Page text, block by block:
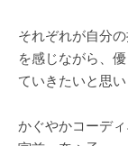
それぞれが自分
を感じながら、
ていきたいと思い
かぐやかコーデ